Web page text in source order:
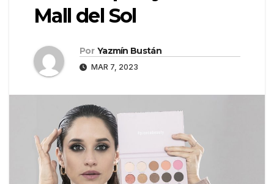
Mall del Sol
Por Yazmín Bustán
MAR 7, 2023